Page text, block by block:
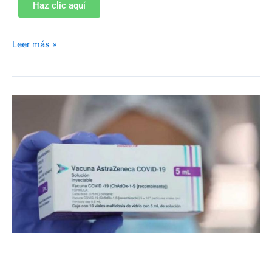
Haz clic aquí
Leer más »
las
personas
que
se
vacunaron
AstraZeneca?